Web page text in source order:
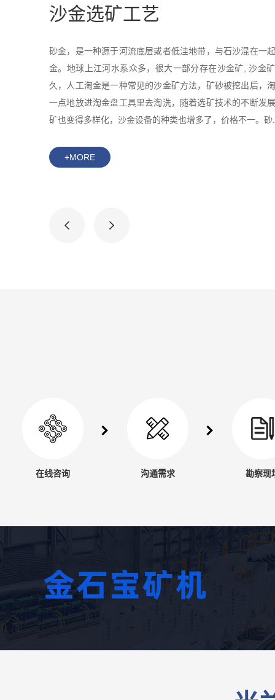
沙金选矿工艺
砂金，是一种源于河流底层或者低洼地带，与石沙混在一
金。地球上江河水系众多，很大一部分存在沙金矿, 沙金
久，人工淘金是一种常见的沙金矿方法，矿砂被挖出后，
一点地放进淘金盘工具里去淘洗，随着选矿技术的不断发
矿也变得多样化，沙金设备的种类也增多了，价格不一。砂
+MORE
在线咨询 沟通需求 勘察现